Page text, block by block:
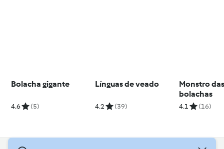
Bolacha gigante
4.6 (5)
Línguas de veado
4.2 (39)
Monstro
bolachas
4.1 (16)